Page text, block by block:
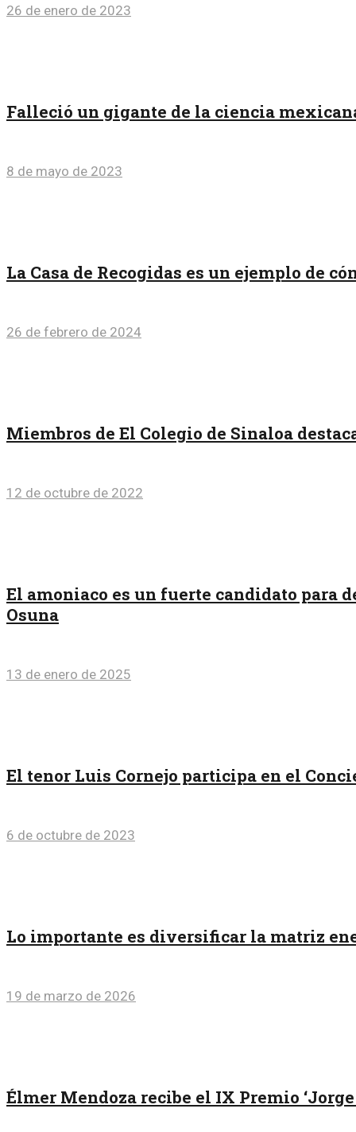
26 de enero de 2023
Falleció un gigante de la ciencia
8 de mayo de 2023
La Casa de Recogidas es un ejemplo de
26 de febrero de 2024
Miembros de El Colegio de Sinaloa
12 de octubre de 2022
El amoniaco es un fuerte candidato para
Osuna
13 de enero de 2025
El tenor Luis Cornejo participa en el
6 de octubre de 2023
Lo importante es diversificar la matriz
19 de marzo de 2026
Élmer Mendoza recibe el IX Premio